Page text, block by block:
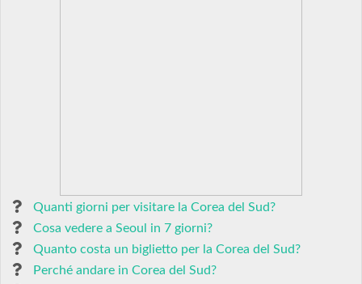
Quanti giorni per visitare la Corea del Sud?
Cosa vedere a Seoul in 7 giorni?
Quanto costa un biglietto per la Corea del Sud?
Perché andare in Corea del Sud?